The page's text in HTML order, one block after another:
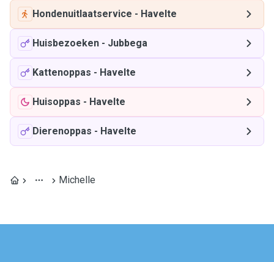
Hondenuitlaatservice - Havelte
Huisbezoeken - Jubbega
Kattenoppas - Havelte
Huisoppas - Havelte
Dierenoppas - Havelte
Michelle